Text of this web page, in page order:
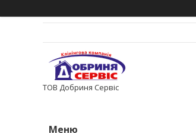
ТОВ Добриня Сервіс